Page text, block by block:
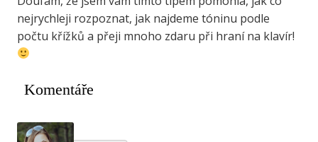
nejrychleji rozpoznat, jak najdeme tóninu podle
počtu křížků a přeji mnoho zdaru při hraní na klavír!
Komentáře